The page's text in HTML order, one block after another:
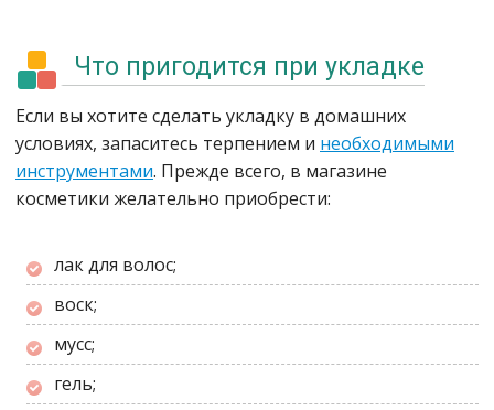
Что пригодится при укладке
Если вы хотите сделать укладку в домашних
условиях, запаситесь терпением и необходимыми
инструментами. Прежде всего, в магазине
косметики желательно приобрести:
лак для волос;
воск;
мусс;
гель;